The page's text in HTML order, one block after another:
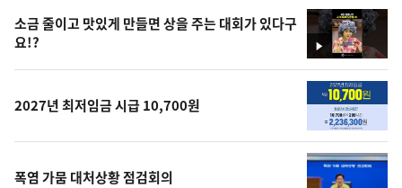
영
상
소금 줄이고 맛있게 만들면 상을 주는 대회가 있다구
요!?
2027년 최저임금 시급 10,700원
폭염 가뭄 대처상황 점검회의